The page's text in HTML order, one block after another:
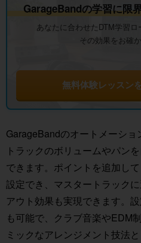
GarageBandの学習に限
あなたに合わせたDTM学習ロ
その効果をお確
無料体験レッス
GarageBandのオートメーシ
トラックのボリュームやパン
できます。ポイントを追加し
設定でき、マスタートラック
アウト効果も実現できます。
も可能で、クラブ音楽やEDM
ミックなアレンジメント技法